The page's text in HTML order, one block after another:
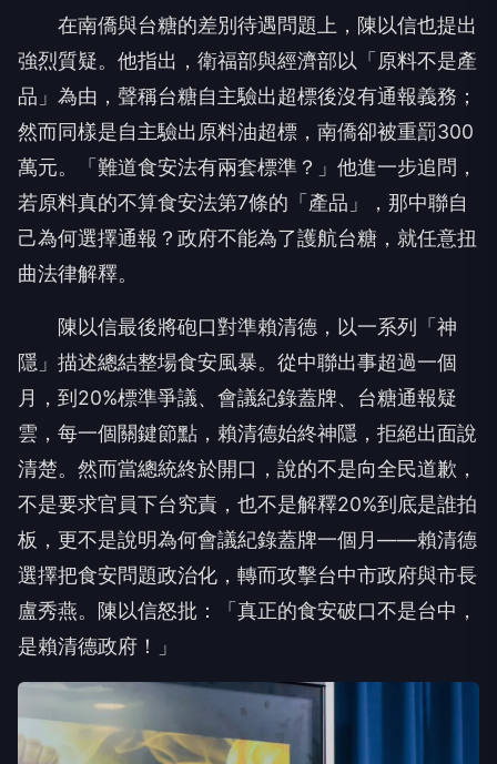
在南僑與台糖的差別待遇問題上，陳以信也提出
強烈質疑。他指出，衛福部與經濟部以「原料不是產
品」為由，聲稱台糖自主驗出超標後沒有通報義務；
然而同樣是自主驗出原料油超標，南僑卻被重罰300
萬元。「難道食安法有兩套標準？」他進一步追問，
若原料真的不算食安法第7條的「產品」，那中聯自
己為何選擇通報？政府不能為了護航台糖，就任意扭
曲法律解釋。
陳以信最後將砲口對準賴清德，以一系列「神
隱」描述總結整場食安風暴。從中聯出事超過一個
月，到20%標準爭議、會議紀錄蓋牌、台糖通報疑
雲，每一個關鍵節點，賴清德始終神隱，拒絕出面說
清楚。然而當總統終於開口，說的不是向全民道歉，
不是要求官員下台究責，也不是解釋20%到底是誰拍
板，更不是說明為何會議紀錄蓋牌一個月——賴清德
選擇把食安問題政治化，轉而攻擊台中市政府與市長
盧秀燕。陳以信怒批：「真正的食安破口不是台中，
是賴清德政府！」